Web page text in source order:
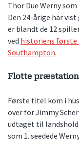
Thor Due Werny
Den 24-årige har
er blandt de 12
ved historiens første
Southampton.
Flotte
Første titel kom i
over for Jimmy
udtaget til
som 1. seedede